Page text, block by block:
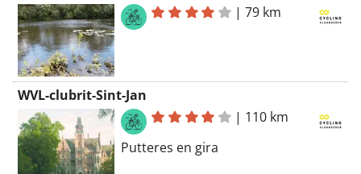
|79 km
WVL-clubrit-Sint-Jan
| 110 km
Putteres en gira